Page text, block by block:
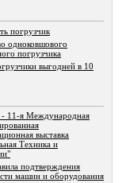
погрузчик
одноковшового
погрузчика
выгодней в 10
11-я Международная
выставка
Техника и
подтверждения
машин и оборудования